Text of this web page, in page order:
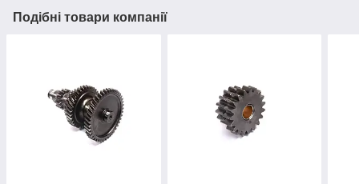
Подібні товари компанії